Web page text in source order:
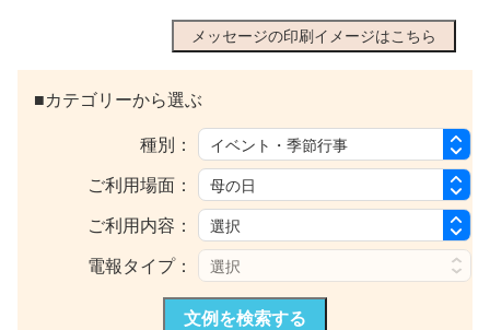
メッセージの印刷イメージはこちら
■カテゴリーから選ぶ
種別：
ご利用場面：
ご利用内容：
電報タイプ：
文例を検索する